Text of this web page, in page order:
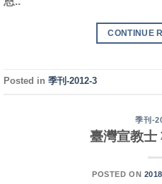
CONTINUE
Posted in 季刊-2012-3
季刊-
臺灣宣教士
POSTED ON